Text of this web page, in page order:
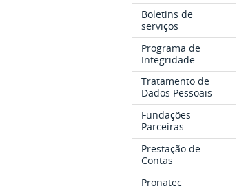
Boletins de
serviços
Programa de
Integridade
Tratamento de
Dados Pessoais
Fundações
Parceiras
Prestação de
Contas
Pronatec